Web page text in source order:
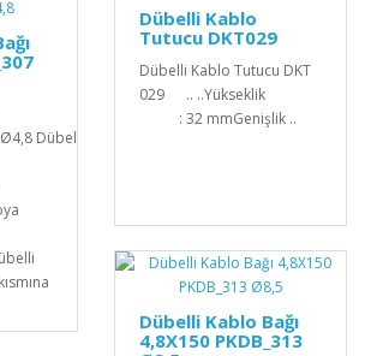
Dübelli
Dübelli Kablo
Tutucu DKT029
Dübelli Kablo Tutucu DKT
029 .. ..Yükseklik
: 32 mmGenişlik ..
Dübelli Kablo Bağı
4,8X150 PKDB_313